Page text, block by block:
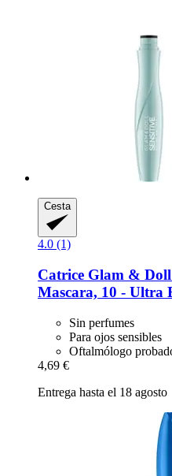
Cesta
4.0 (1)
Catrice Glam & Doll
Mascara, 10 -​ Ultra
Sin perfumes
Para ojos sensibles
Oftalmólogo
4,69 €
Entrega hasta el 18 agosto